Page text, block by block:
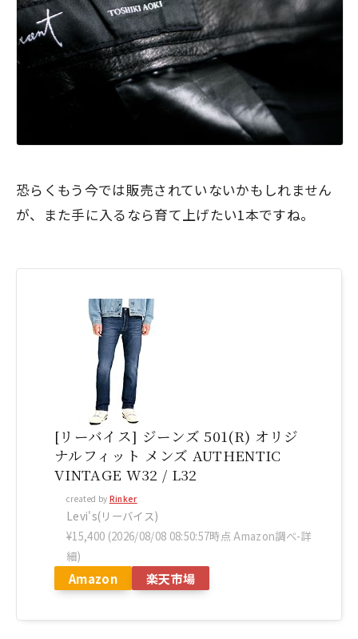
恐らくもう今では販売されていないかもしれません
が、また手に入るなら育て上げたい1本ですね。
[リーバイス] ジーンズ 501(R) オリジ
ナルフィット メンズ AUTHENTIC
VINTAGE W32 / L32
created by Rinker
Levi's(リーバイス)
¥15,400 (2026/08/08 08:50:57時点 Amazon調べ-詳
細)
Amazon 楽天市場